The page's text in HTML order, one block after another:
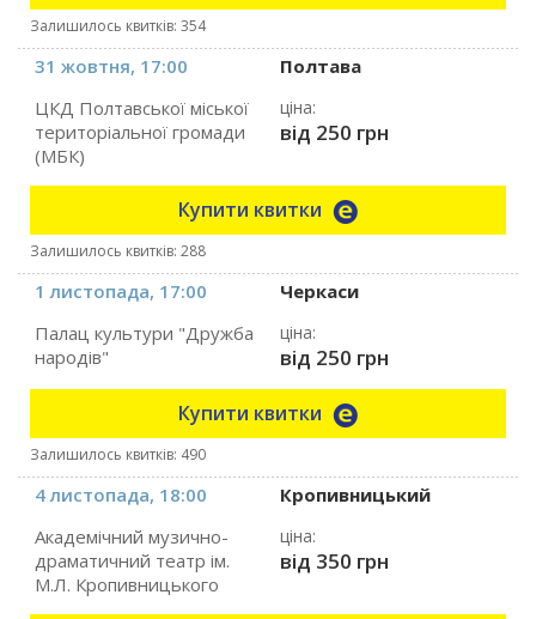
Залишилось квитків: 354
31 жовтня, 17:00
Полтава
ЦКД Полтавської міської
територіальної громади
(МБК)
ціна:
від 250 грн
Купити квитки
Залишилось квитків: 288
1 листопада, 17:00
Черкаси
Палац культури "Дружба
народів"
ціна:
від 250 грн
Купити квитки
Залишилось квитків: 490
4 листопада, 18:00
Кропивницький
Академічний музично-
драматичний театр ім.
М.Л. Кропивницького
ціна:
від 350 грн